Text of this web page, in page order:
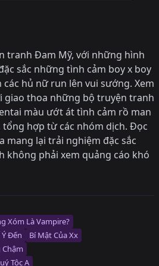
tranh Đam Mỹ, với những hình
sắc những tình cảm boy x boy
hủ nữ run lên vui sướng. Xem
giao thoa những bộ truyện tranh
màu ướt át tình cảm rồ man
hợp từ các nhóm dịch. Đọc
mang lại trải nghiệm đặc sắc
không phải xem quảng cáo khó
Xóm Là Vampire?
Đến
Bí Mật Của Xx
Tộc Α